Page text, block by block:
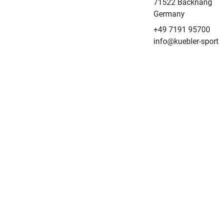
71522 Backnang
Germany
+49 7191 95700
info@kuebler-